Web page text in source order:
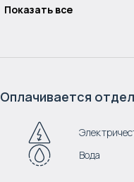
Показать все
Оплачивается
Вода